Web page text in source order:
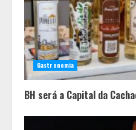
3
Casa
dos
Gastronomia
BH será a Capital da